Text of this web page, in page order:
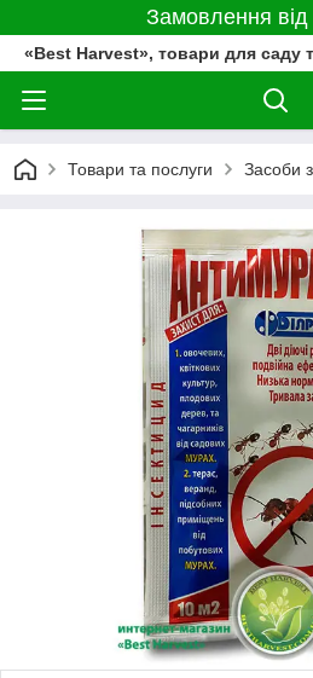
Замовлення від
«Best Harvest», товари для саду
Товари та послуги Засоби